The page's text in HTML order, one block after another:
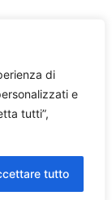
di
e
tutti”,
tutto